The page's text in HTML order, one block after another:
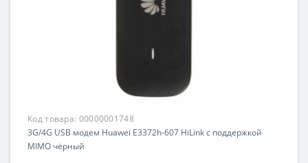
Код товара: 00000001748
3G/4G USB модем Huawei E3372h-607 HiLink с поддержкой
MIMO чёрный